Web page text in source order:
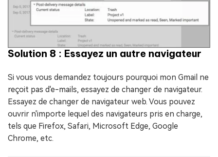
Solution 8 : Essayez un autre navigateur
Si vous vous demandez toujours pourquoi mon Gmail ne
reçoit pas d'e-mails, essayez de changer de navigateur.
Essayez de changer de navigateur web. Vous pouvez
ouvrir n'importe lequel des navigateurs pris en charge,
tels que Firefox, Safari, Microsoft Edge, Google
Chrome, etc.